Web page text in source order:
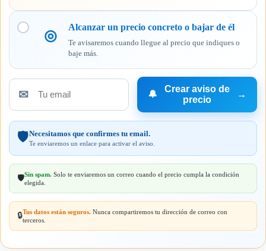
◎
Alcanzar un precio concreto o bajar de él
Te avisaremos cuando llegue al precio que indiques o
baje más.
Tu
email
✉ 🔔
Crear aviso de
precio
→
🛡️Necesitamos que confirmes tu email.
Te enviaremos un enlace para activar el aviso.
🛡️Sin spam. Solo te enviaremos un correo cuando el precio cumpla la condición
elegida.
🔒Tus datos están seguros. Nunca compartiremos tu dirección de correo con
terceros.